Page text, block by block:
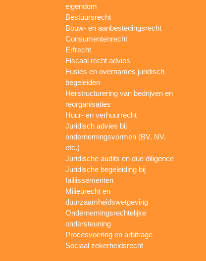
eigendom
Bestuursrecht
Bouw- en aanbestedingsrecht
Consumentenrecht
Erfrecht
Fiscaal recht advies
Fusies en overnames juridisch
begeleiden
Herstructurering van bedrijven en
reorganisaties
Huur- en verhuurrecht
Juridisch advies bij
ondernemingsvormen (BV, NV,
etc.)
Juridische audits en due diligence
Juridische begeleiding bij
faillissementen
Milieurecht en
duurzaamheidswetgeving
Ondernemingsrechtelijke
ondersteuning
Procesvoering en arbitrage
Sociaal zekerheidsrecht